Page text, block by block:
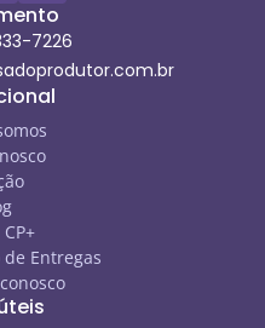
7226
Entregas